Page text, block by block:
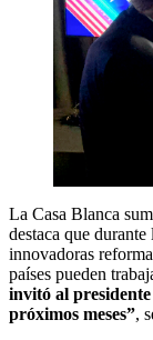
La Casa Blanca
destaca que
innovadoras
países pueden
invitó al
próximos meses”,